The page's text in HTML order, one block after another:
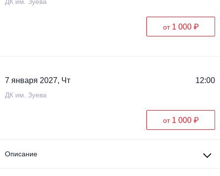
от 1 000 ₽
7 января 2027, Чт 12:00
ДК им. Зуева
от 1 000 ₽
Описание